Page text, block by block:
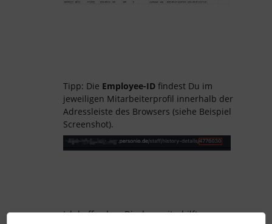
Tipp: Die Employee-ID findest Du im
jeweiligen Mitarbeiterprofil innerhalb der
Adressleiste des Browsers (siehe Beispiel
Screenshot).
Ich hoffe, dass Dir das weiterhilft.